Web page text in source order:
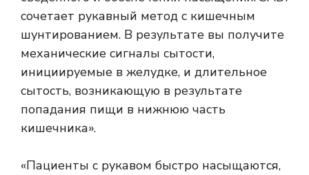
сочетает рукавный метод с кишечным
шунтированием. В результате вы получите
механические сигналы сытости,
инициируемые в желудке, и длительное
сытость, возникающую в результате
попадания пищи в нижнюю часть
кишечника».
«Пациенты с рукавом быстро насыщаются,